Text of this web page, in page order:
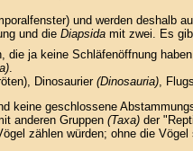
und werden deshalb
und die Diapsida mit zwei. Es
ja keine Schläfenöffnung
Dinosaurier(Dinosauria) ,
keine geschlossene
anderen Gruppen (Taxa) der
zählen würden; ohne die